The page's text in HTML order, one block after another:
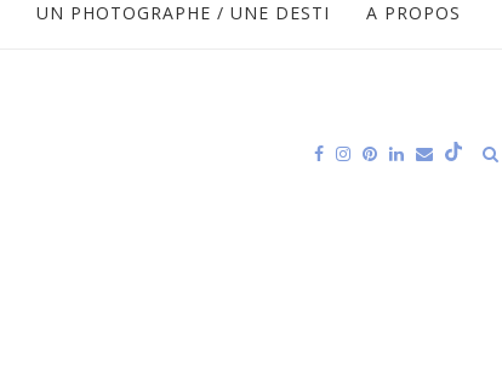
UN PHOTOGRAPHE / UNE DESTI A PROPOS